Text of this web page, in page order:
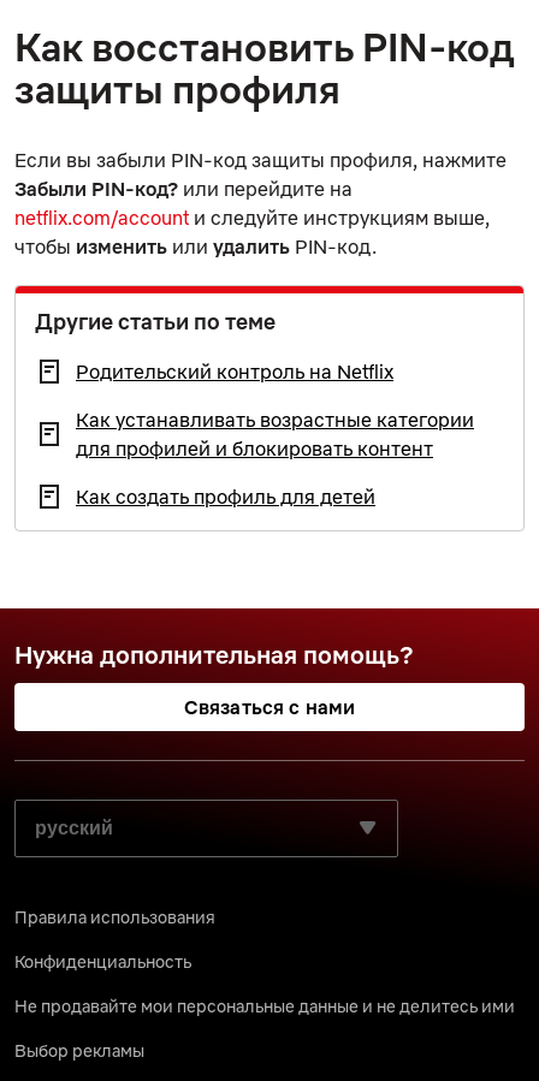
Как восстановить PIN-код
защиты профиля
Если вы забыли PIN-код защиты профиля, нажмите
Забыли PIN-код? или перейдите на
netflix.com/account и следуйте инструкциям выше,
чтобы изменить или удалить PIN-код.
Другие статьи по теме
Родительский контроль на Netflix
Как устанавливать возрастные категории
для профилей и блокировать контент
Как создать профиль для детей
Нужна дополнительная помощь?
Связаться с нами
ВЫБЕРИТЕ ПРЕДПОЧИТАЕМЫЙ ЯЗЫК:
Правила использования
Конфиденциальность
Не продавайте мои персональные данные и не делитесь ими
Выбор рекламы